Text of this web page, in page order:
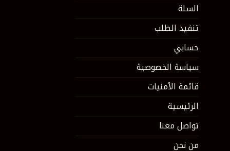
السلة
تنفيذ الطلب
حسابي
سياسة الخصوصية
قائمة الأمنيات
الرئيسية
تواصل معنا
من نحن